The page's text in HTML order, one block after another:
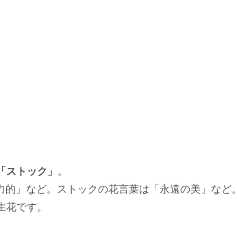
ストック」 。
」など。ストックの花言葉は「永遠の美」など。
花です。